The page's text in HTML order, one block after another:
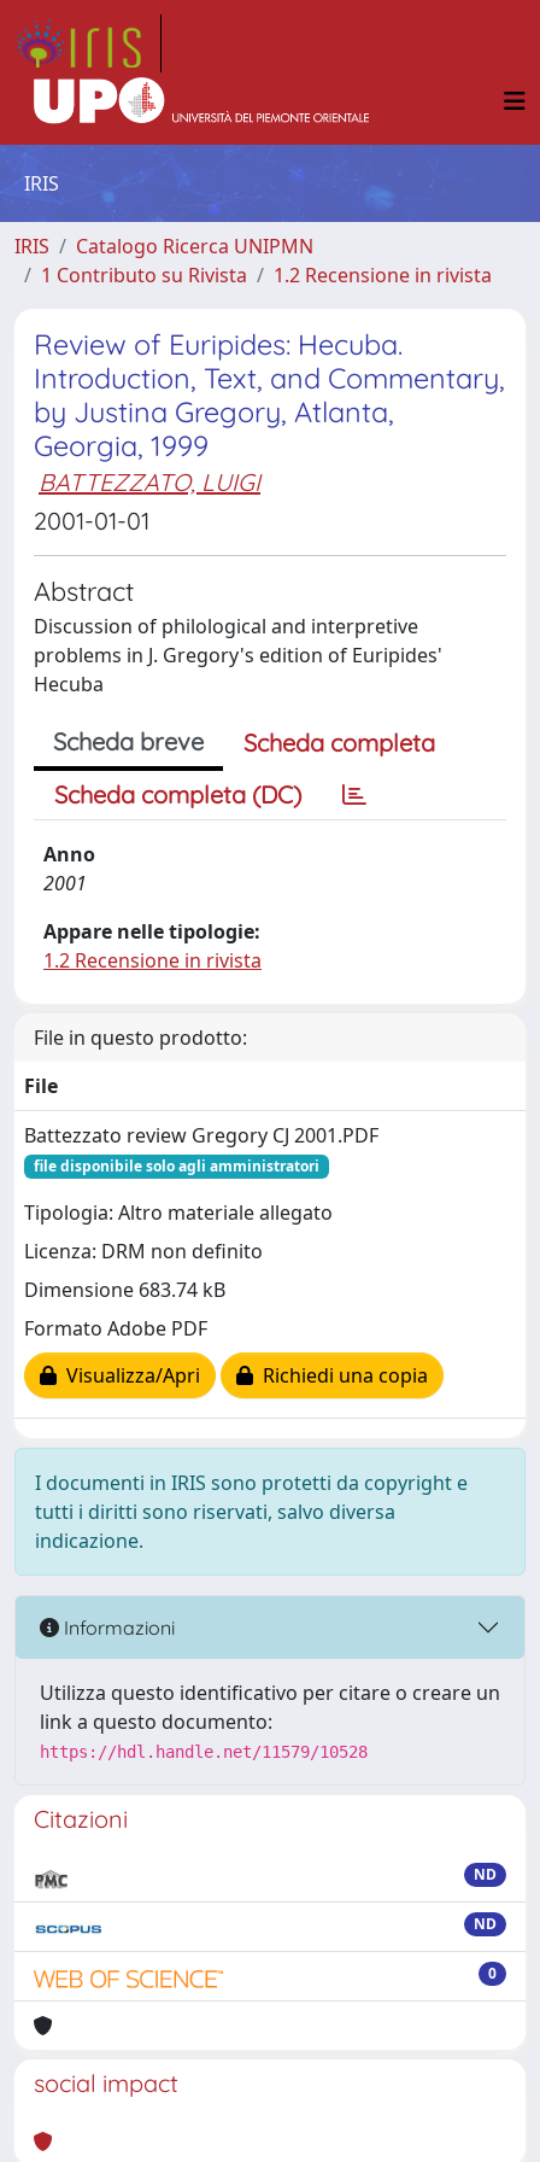
IRIS
IRIS
Catalogo Ricerca UNIPMN
1 Contributo su Rivista
1.2 Recensione in rivista
Review of Euripides: Hecuba.
Introduction, Text, and Commentary,
by Justina Gregory, Atlanta,
Georgia, 1999
BATTEZZATO, LUIGI
2001-01-01
Abstract
Discussion of philological and interpretive
problems in J. Gregory's edition of Euripides'
Hecuba
Scheda breve
Scheda completa
Scheda completa (DC)
Anno
2001
Appare nelle tipologie:
1.2 Recensione in rivista
File in questo prodotto:
File
Battezzato review Gregory CJ 2001.PDF
file disponibile solo agli amministratori
Tipologia: Altro materiale allegato
Licenza: DRM non definito
Dimensione 683.74 kB
Formato Adobe PDF
Visualizza/Apri
Richiedi una copia
I documenti in IRIS sono protetti da copyright e
tutti i diritti sono riservati, salvo diversa
indicazione.
Informazioni
Utilizza questo identificativo per citare o creare un
link a questo documento:
https://hdl.handle.net/11579/10528
Citazioni
ND
ND
0
social impact